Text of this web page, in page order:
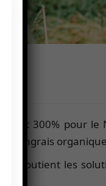
et 300% pour le
engrais
soutient les